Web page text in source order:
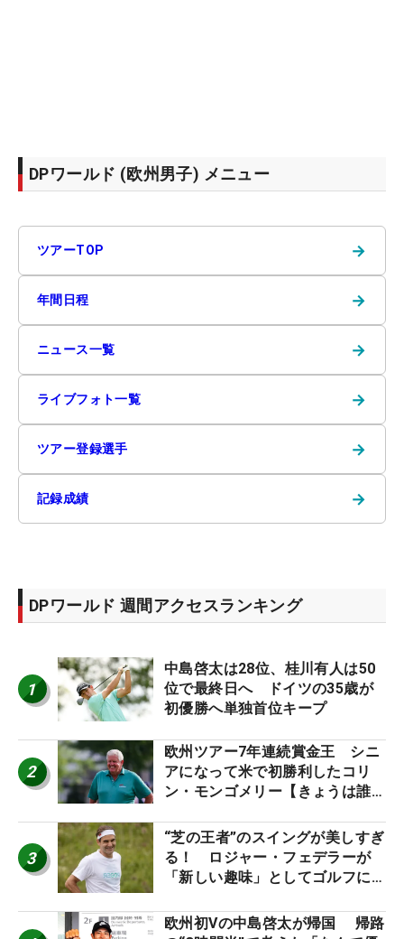
DPワールド (欧州男子) メニュー
ツアーTOP →
年間日程 →
ニュース一覧 →
ライブフォト一覧 →
ツアー登録選手 →
記録成績 →
DPワールド 週間アクセスランキング
1
中島啓太は28位、桂川有人は50
位で最終日へ ドイツの35歳が
初優勝へ単独首位キープ
2
欧州ツアー7年連続賞金王 シニ
アになって米で初勝利したコリ
ン・モンゴメリー【きょうは誰の
3
“芝の王者”のスイングが美しすぎ
る！ ロジャー・フェデラーが
「新しい趣味」としてゴルフに挑
欧州初Vの中島啓太が帰国 帰路